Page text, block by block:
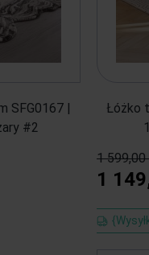
SFG0167 |
#2
Łóżko
1 599,00
1